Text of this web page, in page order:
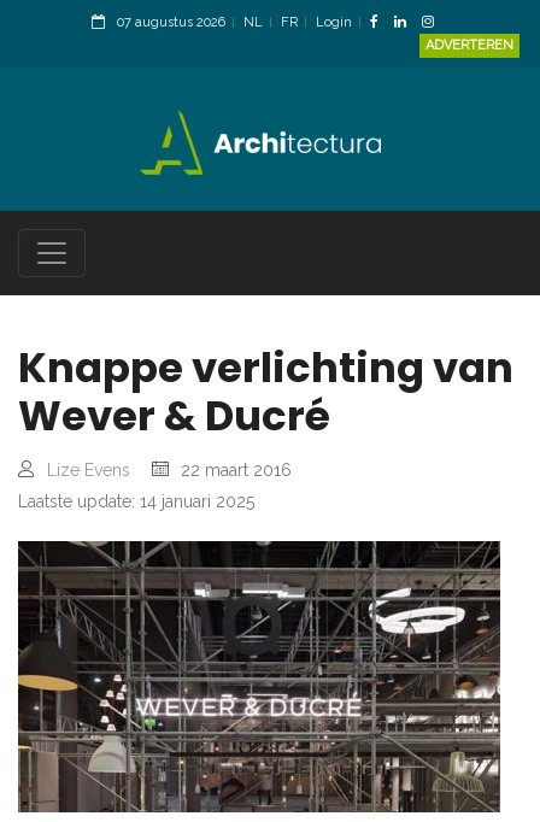
07 augustus 2026 NL FR
Login
ADVERTEREN
Knappe verlichting van
Wever & Ducré
Lize Evens
22 maart 2016
Laatste update: 14 januari 2025